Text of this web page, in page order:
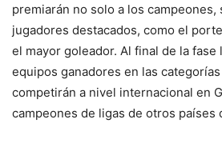
premiarán no solo a los campeones,
jugadores destacados, como el
el mayor goleador. Al final de la fase
equipos ganadores en las
competirán a nivel internacional en
campeones de ligas de otros países